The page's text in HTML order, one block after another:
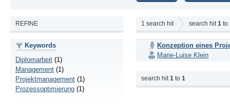
REFINE
Keywords
Diplomarbeit (1)
Management (1)
Projektmanagement (1)
Prozessoptimierung (1)
1 search hit search hit 1 to
Konzeption eines
Marie-Luise Klein
search hit1 to 1